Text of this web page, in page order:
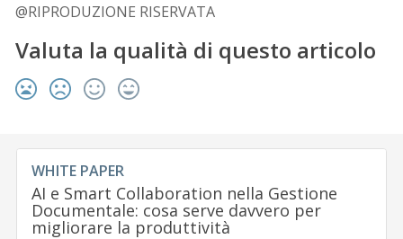
@RIPRODUZIONE RISERVATA
Valuta la qualità di questo articolo
WHITE PAPER
AI e Smart Collaboration nella Gestione
Documentale: cosa serve davvero per
migliorare la produttività